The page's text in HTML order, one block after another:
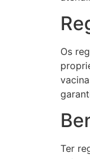
Os
Ter